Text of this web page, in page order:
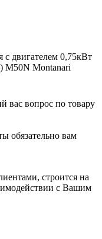
с двигателем 0,75кВт
Montanari
вас вопрос по товару
обязательно вам
строится на
с Вашим